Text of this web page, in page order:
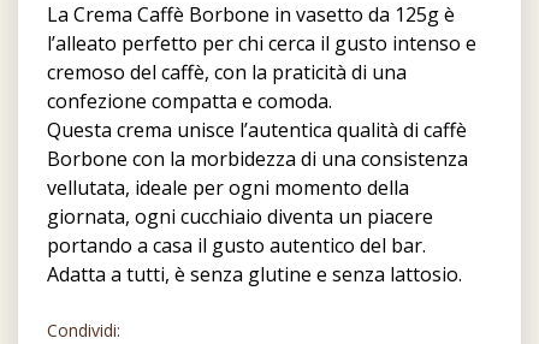
La Crema Caffè Borbone in vasetto da 125g è
l’alleato perfetto per chi cerca il gusto intenso e
cremoso del caffè, con la praticità di una
confezione compatta e comoda.
Questa crema unisce l’autentica qualità di caffè
Borbone con la morbidezza di una consistenza
vellutata, ideale per ogni momento della
giornata, ogni cucchiaio diventa un piacere
portando a casa il gusto autentico del bar.
Adatta a tutti, è senza glutine e senza lattosio.
Condividi: